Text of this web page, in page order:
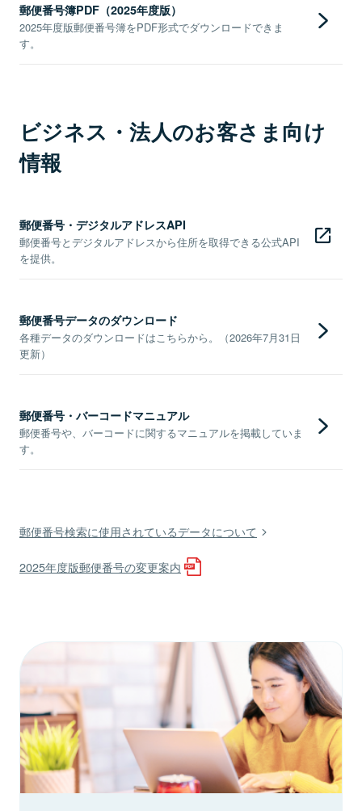
郵便番号簿PDF（2025年度版）
2025年度版郵便番号簿をPDF形式でダウンロードできま
す。
ビジネス・法人のお客さま向け
情報
郵便番号・デジタルアドレスAPI
郵便番号とデジタルアドレスから住所を取得できる公式API
を提供。
郵便番号データのダウンロード
各種データのダウンロードはこちらから。（2026年7月31日
更新）
郵便番号・バーコードマニュアル
郵便番号や、バーコードに関するマニュアルを掲載していま
す。
郵便番号検索に使用されているデータについて
2025年度版郵便番号の変更案内